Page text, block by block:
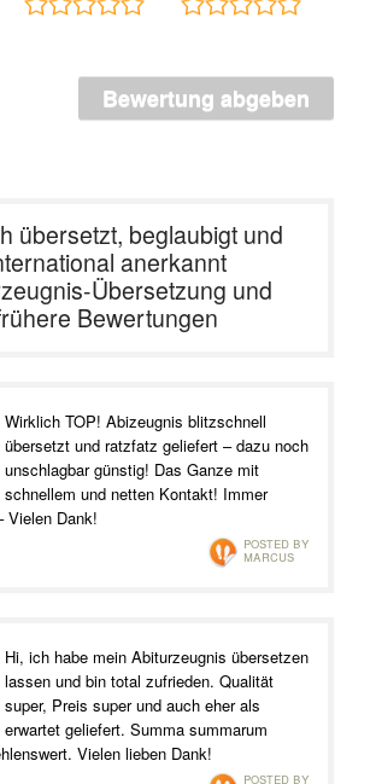
übersetzt, beglaubigt und
anerkannt
Übersetzung und
Bewertungen
Wirklich TOP! Abizeugnis blitzschnell
übersetzt und ratzfatz geliefert – dazu noch
unschlagbar günstig! Das Ganze mit
schnellem und netten Kontakt! Immer
Vielen Dank!
Posted by
Marcus
Hi, ich habe mein Abiturzeugnis übersetzen
lassen und bin total zufrieden. Qualität
super, Preis super und auch eher als
erwartet geliefert. Summa summarum
Vielen lieben Dank!
Posted by